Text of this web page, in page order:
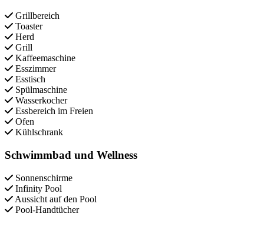
Grillbereich
Toaster
Herd
Grill
Kaffeemaschine
Esszimmer
Esstisch
Spülmaschine
Wasserkocher
Essbereich im Freien
Ofen
Kühlschrank
Schwimmbad und Wellness
Sonnenschirme
Infinity Pool
Aussicht auf den Pool
Pool-Handtücher